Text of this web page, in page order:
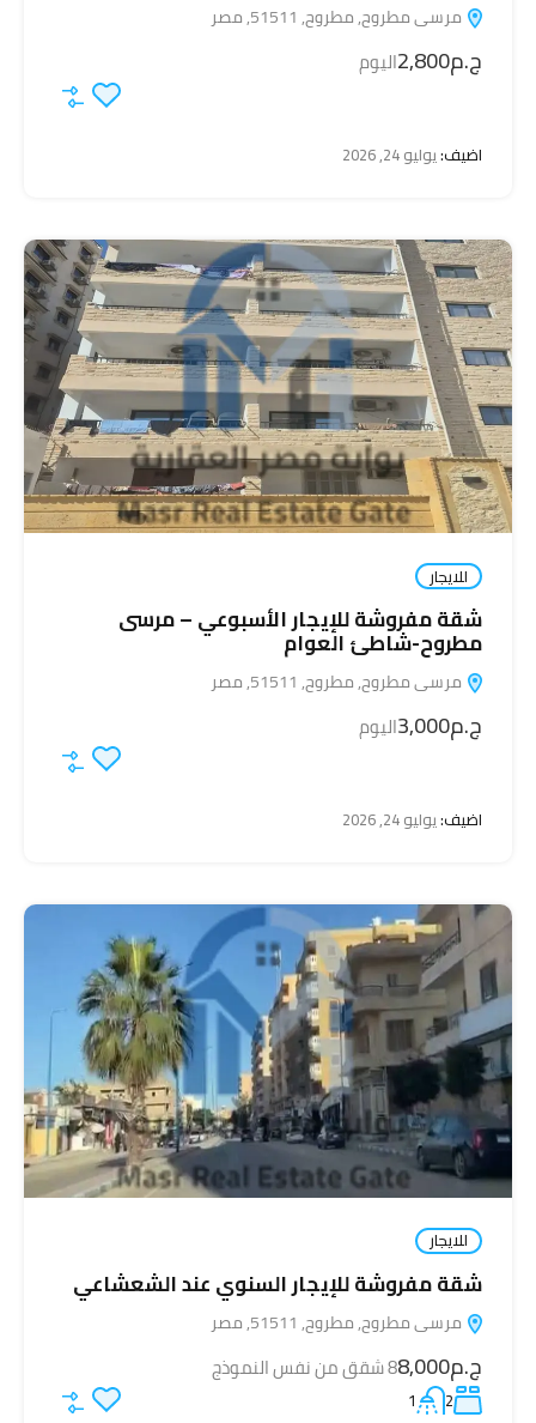
مرسى مطروح, مطروح, 51511, مصر
ج.م2,800 اليوم
اضيف:يوليو 24, 2026
للايجار
شقة مفروشة للإيجار الأسبوعي – مرسى
مطروح-شاطئ العوام
مرسى مطروح, مطروح, 51511, مصر
ج.م3,000 اليوم
اضيف:يوليو 24, 2026
للايجار
شقة مفروشة للإيجار السنوي عند الشعشاعي
مرسى مطروح, مطروح, 51511, مصر
ج.م8,000 8 شقق من نفس النموذج
2
1